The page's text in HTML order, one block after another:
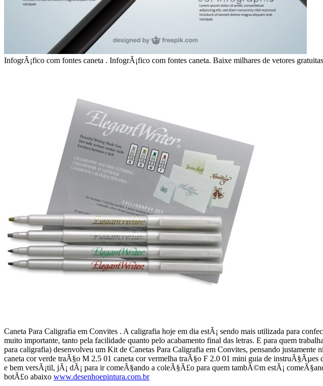
InfogrÃ¡fico com fontes caneta . InfogrÃ¡fico com fontes caneta. Baixe milhares de vetores
Caneta Para Caligrafia em Convites . A caligrafia hoje em dia estÃ¡ sendo mais utilizada para
muito importante, tanto pela facilidade quanto pelo acabamento final das letras. E para quem
para caligrafia) desenvolveu um Kit de Canetas Para Caligrafia em Convites, pensando
caneta cor verde traÃ§o M 2.5 01 caneta cor vermelha traÃ§o F 2.0 01 mini guia de
e bem versÃ¡til, jÃ¡ dÃ¡ para ir comeÃ§ando a coleÃ§Ã£o para quem tambÃ©m estÃ¡
botÃ£o abaixo www.desenhoepintura.com.br